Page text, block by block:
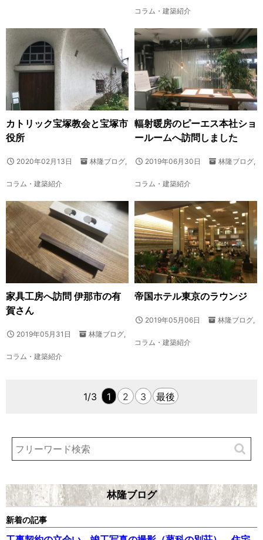
コラム・建築紹介
カトリック宝塚教会と宝塚市
役所
2020年02月13日 林隆ブログ,
コラム・建築紹介
輻射暖房のピーエス本社ショ
ールームへ訪問しました
2019年06月30日 林隆ブログ,
コラム・建築紹介
家具工房へ訪問 伊那市の有
賀さん
2019年05月31日 林隆ブログ,
コラム・建築紹介
帝国ホテル東京のラウンジ
2019年05月06日 林隆ブログ,
コラム・建築紹介
1/3 1 2 3 最後
林隆ブログ
新着の記事